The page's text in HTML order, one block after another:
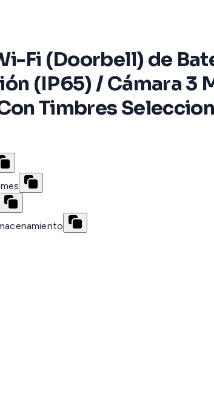
Fi (Doorbell) de
(IP65) / Cámara 3
Timbres